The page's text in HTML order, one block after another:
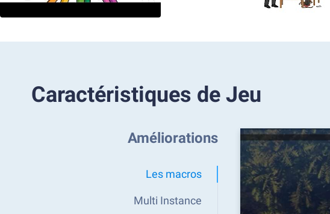
Caractéristiques de Jeu
Améliorations
Les macros
Multi Instance